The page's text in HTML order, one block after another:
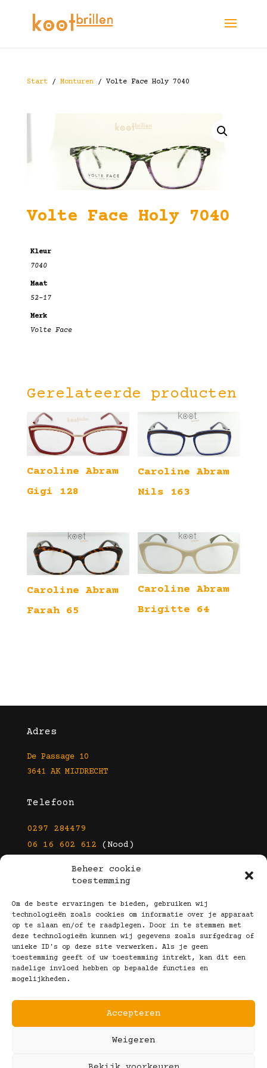
Beheer cookie
toestemming
Om de beste ervaringen te bieden, gebruiken wij
technologieën zoals cookies om informatie over je apparaat
op te slaan en/of te raadplegen. Door in te stemmen met
deze technologieën kunnen wij gegevens zoals surfgedrag of
unieke ID's op deze site verwerken. Als je geen
toestemming geeft of uw toestemming intrekt, kan dit een
nadelige invloed hebben op bepaalde functies en
mogelijkheden.
Accepteren
Weigeren
Start/ Monturen/ Volte Face Holy 7040
Volte Face Holy 7040
Kleur
7040
Maat
52-17
Merk
Volte Face
Gerelateerde producten
Caroline Abram
Gigi 128
Caroline Abram
Nils 163
Caroline Abram
Farah 65
Caroline Abram
Brigitte 64
Adres
De Passage 10
3641 AK MIJDRECHT
Telefoon
0297 284479
06 16 602 612 (Nood)
info@kootbrillen.nl
Volg Ons!
Copyright © 2025 Koot Brillen
Algemene Voorwaarden